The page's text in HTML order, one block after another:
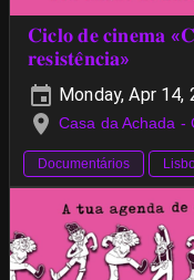
𝐂𝐢𝐜𝐥𝐨 𝐝𝐞 𝐜𝐢𝐧𝐞𝐦𝐚
𝐫𝐞𝐬𝐢𝐬𝐭𝐞̂𝐧𝐜𝐢𝐚»
Monday, Apr 14,
Casa da Achada -
Documentários